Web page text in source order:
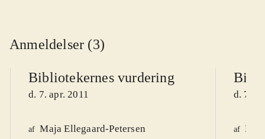
Anmeldelser (3)
Bibliotekernes vurdering
d. 7. apr. 2011
af Maja Ellegaard-Petersen
d. 7.
af